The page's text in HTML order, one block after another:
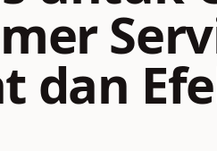
dan